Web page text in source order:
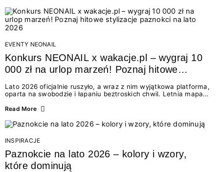
zmysłami: przez soczysty kolor, aksamitną teksturę,
orzeźwiający zapach i słodki akcent na podniebieniu. Tego lata
NEONAIL łączy siły z marką Willisch, tworząc unikalny projekt
na styku jedzenia i piękna....
EVENTY NEONAIL
Konkurs NEONAIL x wakacje.pl – wygraj 10
000 zł na urlop marzeń! Poznaj hitowe
Lato 2026 oficjalnie ruszyło, a wraz z nim wyjątkowa platforma,
oparta na swobodzie i łapaniu beztroskich chwil. Letnia mapa
doświadczenia wakacji – od spontanicznych wyjazdów, przez
Motywem przewodnim jest eksplorowanie i kolekcjonowanie
letnich momentów. Z tej okazji przygotowaliśmy coś absolutnie
wyjątkowego: wielki konkurs z wakacje.pl oraz dawkę
najgorętszych trendów w...
Read More
INSPIRACJE
Paznokcie na lato 2026 – kolory i wzory,
które dominują